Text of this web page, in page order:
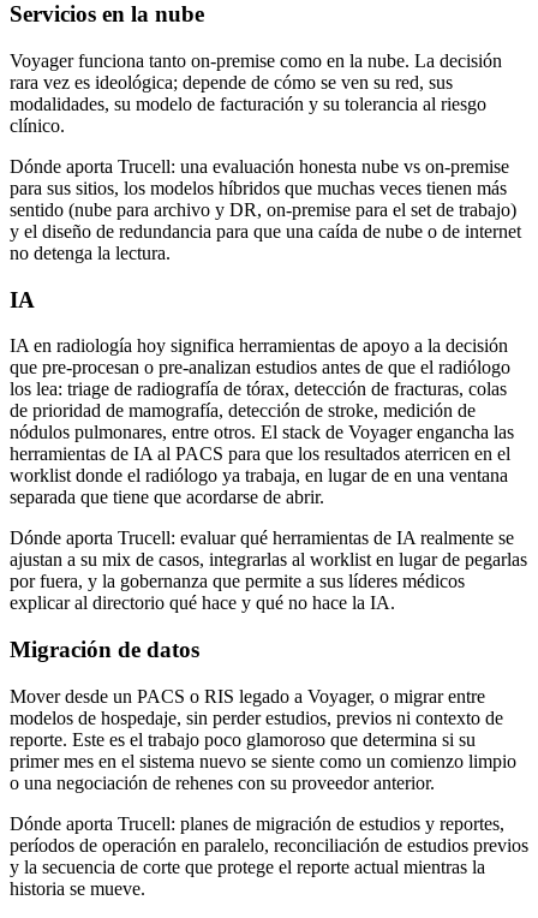
Servicios en la nube
Voyager funciona tanto on-premise como en la nube. La decisión
rara vez es ideológica; depende de cómo se ven su red, sus
modalidades, su modelo de facturación y su tolerancia al riesgo
clínico.
Dónde aporta Trucell: una evaluación honesta nube vs on-premise
para sus sitios, los modelos híbridos que muchas veces tienen más
sentido (nube para archivo y DR, on-premise para el set de trabajo)
y el diseño de redundancia para que una caída de nube o de internet
no detenga la lectura.
IA
IA en radiología hoy significa herramientas de apoyo a la decisión
que pre-procesan o pre-analizan estudios antes de que el radiólogo
los lea: triage de radiografía de tórax, detección de fracturas, colas
de prioridad de mamografía, detección de stroke, medición de
nódulos pulmonares, entre otros. El stack de Voyager engancha las
herramientas de IA al PACS para que los resultados aterricen en el
worklist donde el radiólogo ya trabaja, en lugar de en una ventana
separada que tiene que acordarse de abrir.
Dónde aporta Trucell: evaluar qué herramientas de IA realmente se
ajustan a su mix de casos, integrarlas al worklist en lugar de pegarlas
por fuera, y la gobernanza que permite a sus líderes médicos
explicar al directorio qué hace y qué no hace la IA.
Migración de datos
Mover desde un PACS o RIS legado a Voyager, o migrar entre
modelos de hospedaje, sin perder estudios, previos ni contexto de
reporte. Este es el trabajo poco glamoroso que determina si su
primer mes en el sistema nuevo se siente como un comienzo limpio
o una negociación de rehenes con su proveedor anterior.
Dónde aporta Trucell: planes de migración de estudios y reportes,
períodos de operación en paralelo, reconciliación de estudios previos
y la secuencia de corte que protege el reporte actual mientras la
historia se mueve.